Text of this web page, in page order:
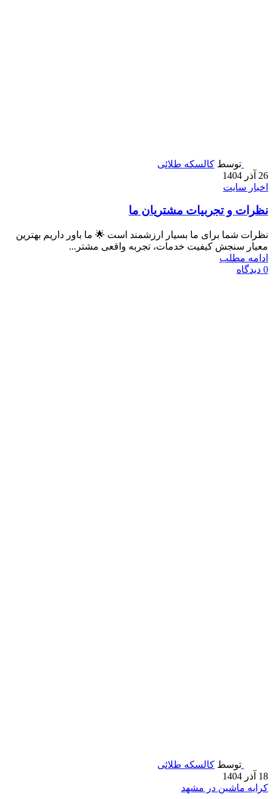
توسط کالسکه طلائی
26 آذر 1404
اخبار سایت
نظرات و تجربیات مشتریان ما
نظرات شما برای ما بسیار ارزشمند است 🌟 ما باور داریم بهترین
معیار سنجش کیفیت خدمات، تجربه واقعی مشتر...
ادامه مطلب
0 دیدگاه
توسط کالسکه طلائی
18 آذر 1404
کرایه ماشین در مشهد